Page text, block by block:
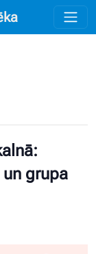
grupa